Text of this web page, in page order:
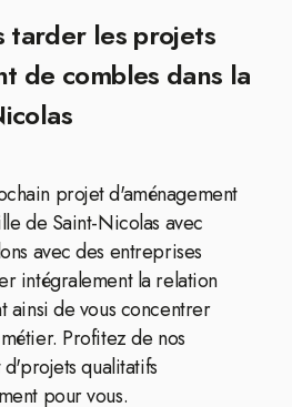
tarder les projets
de combles dans la
projet d'aménagement
de Saint-Nicolas avec
avec des entreprises
intégralement la relation
ainsi de vous concentrer
Profitez de nos
d'projets qualitatifs
pour vous.